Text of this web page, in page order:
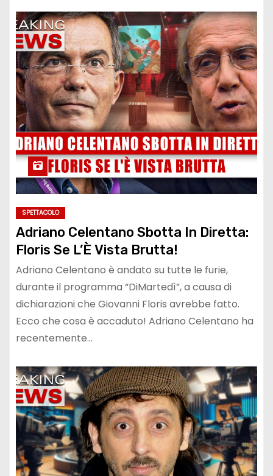
SPETTACOLO
Adriano Celentano Sbotta In Diretta:
Floris Se L’È Vista Brutta!
Adriano Celentano è andato su tutte le furie,
durante il programma “DiMartedì”, a causa di
dichiarazioni che Giovanni Floris avrebbe fatto.
Ecco che cosa è accaduto! Adriano Celentano ha
recentemente…